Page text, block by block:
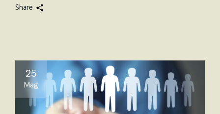
Share
25
Mag